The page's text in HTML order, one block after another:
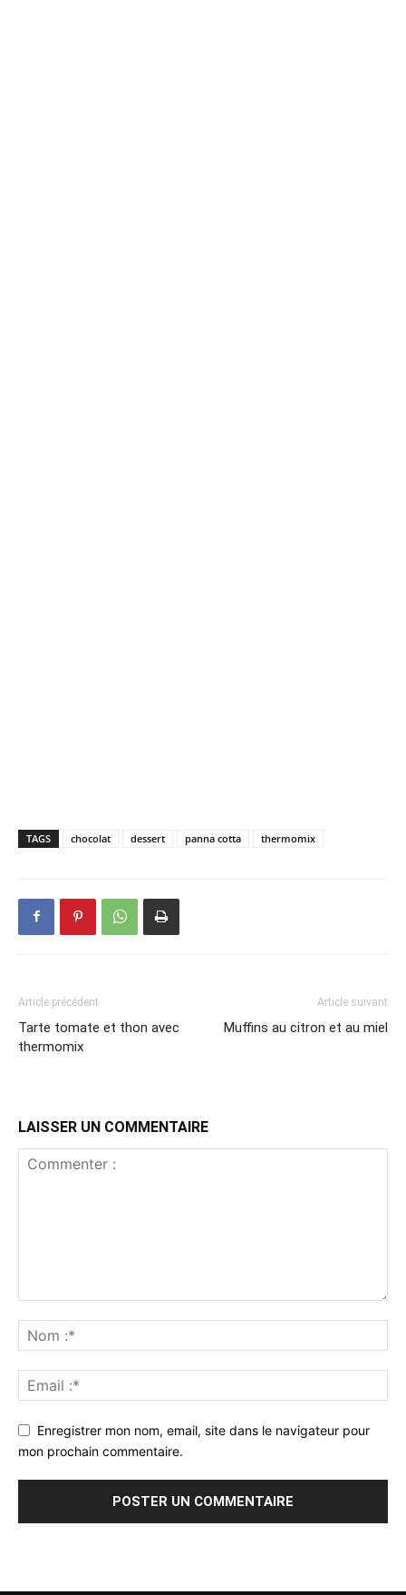
TAGS chocolat dessert panna cotta thermomix
Article précédent
Tarte tomate et thon avec
thermomix
Article suivant
Muffins au citron et au miel
LAISSER UN COMMENTAIRE
Enregistrer mon nom, email, site dans le navigateur pour
mon prochain commentaire.